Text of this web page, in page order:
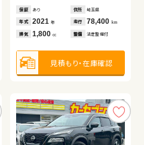
保証 あり 住所 埼玉県
年式 2021年 走行 78,400 km
排気 1,800cc 整備 法定整備付
見積もり・在庫確認
排気 1,500 整備 法定整備付
見積もり・在庫確認
排気 1,800 整備 法定整備付
見積もり・在庫確認